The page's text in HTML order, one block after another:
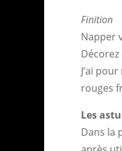
Finition
Napper
J’ai
rouges
Les
Dans la